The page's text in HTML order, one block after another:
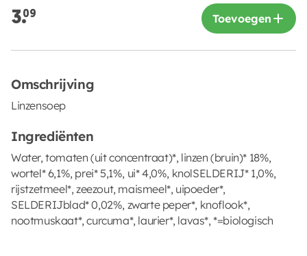
3.09 Toevoegen
Omschrijving
Linzensoep
Ingrediënten
Water, tomaten (uit concentraat)*, linzen (bruin)* 18%,
wortel* 6,1%, prei* 5,1%, ui* 4,0%, knolSELDERIJ* 1,0%,
rijstzetmeel*, zeezout, maismeel*, uipoeder*,
SELDERIJblad* 0,02%, zwarte peper*, knoflook*,
nootmuskaat*, curcuma*, laurier*, lavas*, *=biologisch